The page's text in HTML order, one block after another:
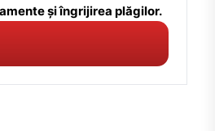
și îngrijirea plăgilor.